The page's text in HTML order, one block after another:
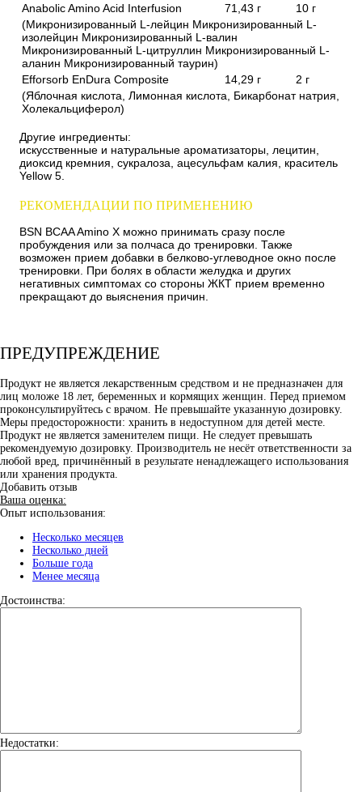
Anabolic Amino Acid Interfusion 71,43 г
10 г
(Микронизированный L-лейцин Микронизированный L-
изолейцин Микронизированный L-валин
Микронизированный L-цитруллин Микронизированный L-
аланин Микронизированный таурин)
Efforsorb EnDura Composite
14,29 г
2 г
(Яблочная кислота, Лимонная кислота, Бикарбонат натрия,
Холекальциферол)
Другие ингредиенты:
искусственные и натуральные ароматизаторы, лецитин,
диоксид кремния, сукралоза, ацесульфам калия, краситель
Yellow 5.
РЕКОМЕНДАЦИИ ПО ПРИМЕНЕНИЮ
BSN BCAA Amino X можно принимать сразу после
пробуждения или за полчаса до тренировки. Также
возможен прием добавки в белково-углеводное окно после
тренировки. При болях в области желудка и других
негативных симптомах со стороны ЖКТ прием временно
прекращают до выяснения причин.
ПРЕДУПРЕЖДЕНИЕ
Продукт не является лекарственным средством и не предназначен для
лиц моложе 18 лет, беременных и кормящих женщин. Перед приемом
проконсультируйтесь с врачом. Не превышайте указанную дозировку.
Меры предосторожности: хранить в недоступном для детей месте.
Продукт не является заменителем пищи. Не следует превышать
рекомендуемую дозировку. Производитель не несёт ответственности за
любой вред, причинённый в результате ненадлежащего использования
или хранения продукта.
Добавить отзыв
Ваша оценка:
Опыт использования:
Несколько месяцев
Несколько дней
Больше года
Менее месяца
Достоинства:
Недостатки: